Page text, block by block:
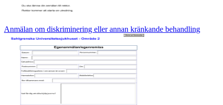
Anmälan om diskriminering eller annan kränkande behandling